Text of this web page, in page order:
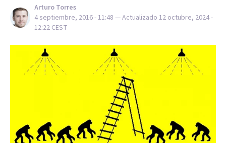
Arturo Torres
4 septiembre, 2016 - 11:48 — Actualizado 12 octubre, 2024 -
12:22 CEST